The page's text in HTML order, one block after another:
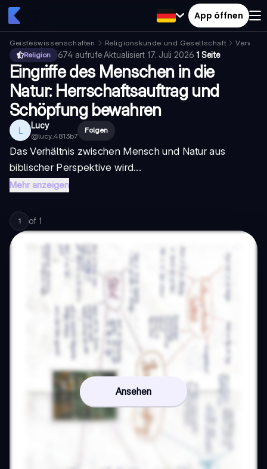
App öffnen
Geisteswissenschaften Religionskunde und Gesellschaft
Religion
674 aufrufe·Aktualisiert 17. Juli 2026·1 Seite
Eingriffe des Menschen in die
Natur: Herrschaftsauftrag und
Schöpfung bewahren
L Lucy
@lucy_4813b7
Folgen
Das Verhältnis zwischen Mensch und Natur aus
biblischer Perspektive wird...
Mehr anzeigen
1 of 1
Ansehen